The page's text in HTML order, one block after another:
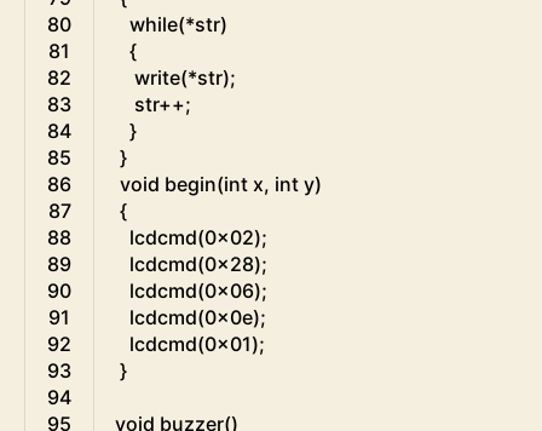
80
81
82
83
84
85
86
87
88
89
90
91
92
93
94
95
while(*str)
{
write(*str);
str++;
}
}
void begin(int x, int y)
{
lcdcmd(0x02);
lcdcmd(0x28);
lcdcmd(0x06);
lcdcmd(0x0e);
lcdcmd(0x01);
}
void buzzer()